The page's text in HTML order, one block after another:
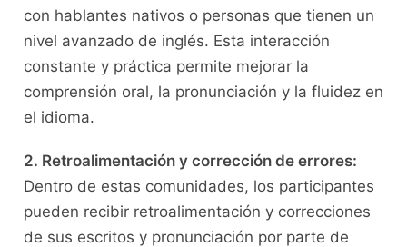
con ⁣hablantes nativos o personas que ⁣tienen⁤ un
nivel avanzado de inglés. Esta interacción
constante y ⁤práctica permite mejorar la
comprensión oral, la pronunciación ​y ⁤la fluidez en
⁢el idioma.
2.​ Retroalimentación y‍ corrección de errores:
⁢Dentro de estas comunidades, los participantes
pueden recibir retroalimentación‍ y correcciones
de ​sus‍ escritos y pronunciación ⁣por parte de